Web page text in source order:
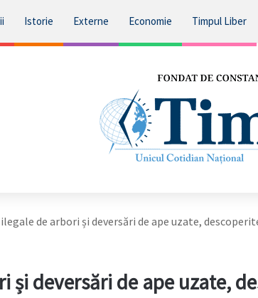
Istorie Externe Economie Timpul Liber
de arbori și deversări de ape uzate,
și deversări de ape uzate,